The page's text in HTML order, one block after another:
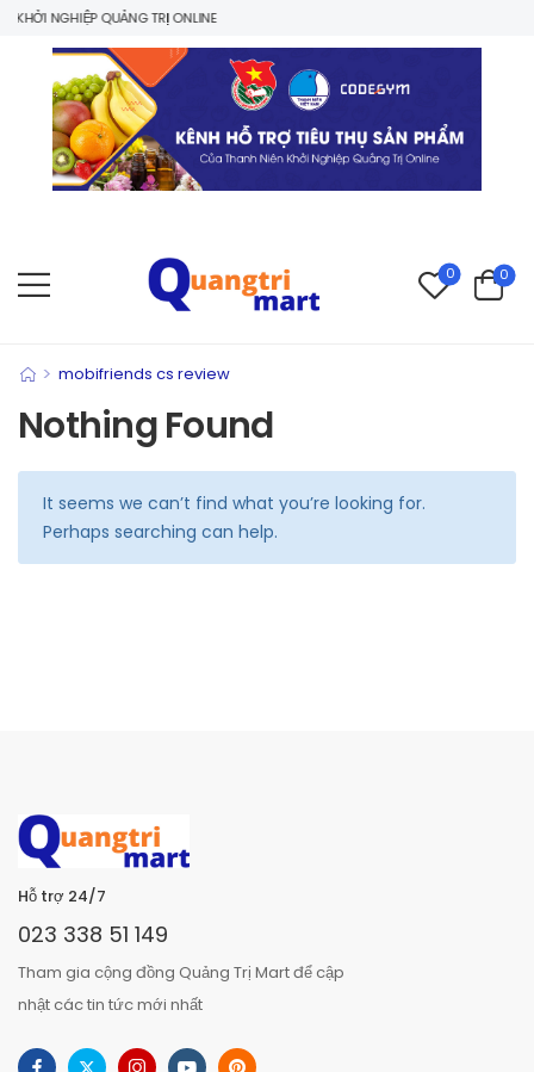
NGHIỆP QUẢNG TRỊ ONLINE
0 0
> mobifriends cs review
Nothing Found
It seems we can’t find what you’re looking for.
Perhaps searching can help.
Hỗ trợ 24/7
023 338 51 149
Tham gia cộng đồng Quảng Trị Mart để cập
nhật các tin tức mới nhất